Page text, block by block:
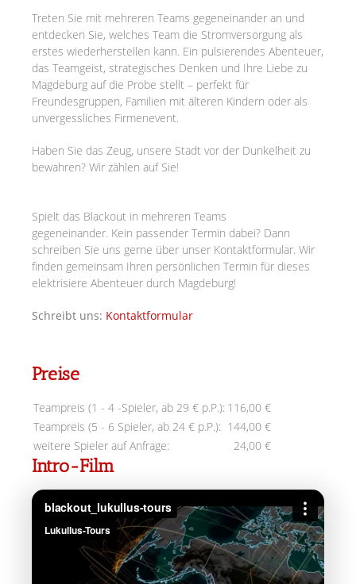
Treten Sie mit mehreren Teams gegeneinander an und
entdecken Sie, welches Team die Stromversorgung als
erstes wiederherstellen kann. Ein pulsierendes Abenteuer,
das Teamgeist, strategisches Denken und Ihre Liebe zu
Magdeburg auf die Probe stellt – perfekt für
Freundesgruppen, Familien mit älteren Kindern oder als
unvergessliches Firmenevent.
Haben Sie das Zeug, unsere Stadt vor der Dunkelheit zu
bewahren? Wir zählen auf Sie!
Spielt das Blackout in mehreren Teams
gegeneinander. Kein passender Termin dabei? Dann
schreiben Sie uns gerne über unser Kontaktformular. Wir
finden gemeinsam Ihren persönlichen Termin für dieses
elektrisiere Abenteuer durch Magdeburg!
Schreibt uns: Kontaktformular
Preise
Teampreis (1 - 4 -Spieler, ab 29 € p.P.): 116,00 €
Teampreis (5 - 6 Spieler, ab 24 € p.P.): 144,00 €
weitere Spieler auf Anfrage:
24,00 €
Intro-Film